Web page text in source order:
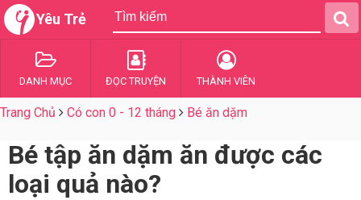
Yêu Trẻ
DANH MỤC ĐỌC TRUYỆN THÀNH VIÊN
Trang Chủ Có con 0 - 12 tháng Bé ăn dặm
Bé tập ăn dặm ăn được các
loại quả nào?